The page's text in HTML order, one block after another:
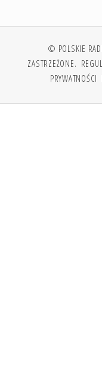
© POLSKIE
ZASTRZEŻONE.
PRYWATNOŚCI